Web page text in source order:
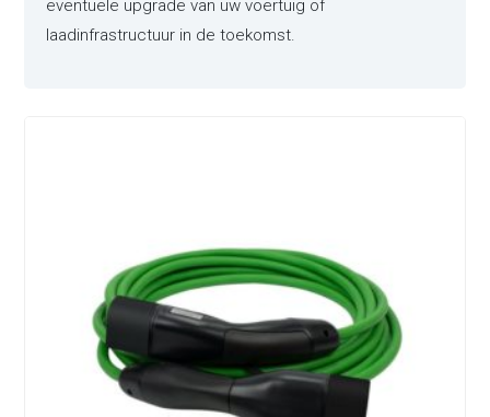
eventuele upgrade van uw voertuig of
laadinfrastructuur in de toekomst.